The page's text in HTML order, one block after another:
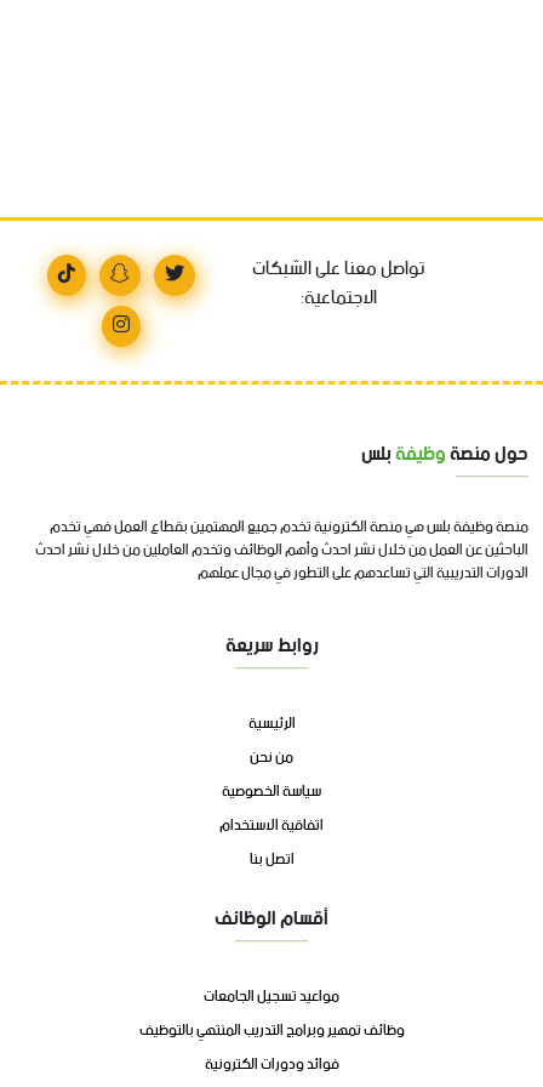
تواصل معنا على الشبكات
الاجتماعية:
حول منصةوظيفةبلس
منصة وظيفة بلس هي منصة الكترونية تخدم جميع المهتمين بقطاع العمل فهي تخدم
الباحثين عن العمل من خلال نشر احدث وأهم الوظائف وتخدم العاملين من خلال نشر احدث
الدورات التدريبية التي تساعدهم على التطور في مجال عملهم
روابط سريعة
الرئيسية
من نحن
سياسة الخصوصية
اتفاقية الاستخدام
اتصل بنا
أقسام الوظائف
مواعيد تسجيل الجامعات
وظائف تمهير وبرامج التدريب المنتهي بالتوظيف
فوائد ودورات الكترونية